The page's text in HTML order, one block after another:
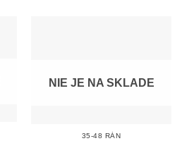
NIE JE NA SKLADE
35-48 RÁN